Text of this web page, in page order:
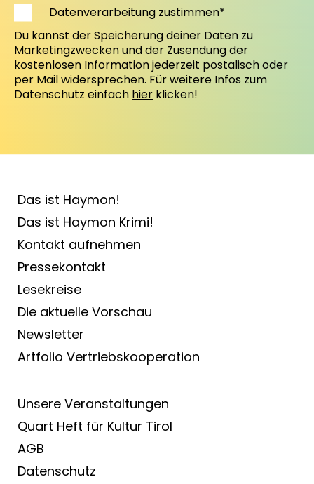
Datenverarbeitung zustimmen*
Du kannst der Speicherung deiner Daten zu
Marketingzwecken und der Zusendung der
kostenlosen Information jederzeit postalisch oder
per Mail widersprechen. Für weitere Infos zum
Datenschutz einfach hier klicken!
Das ist Haymon!
Das ist Haymon Krimi!
Kontakt aufnehmen
Pressekontakt
Lesekreise
Die aktuelle Vorschau
Newsletter
Artfolio Vertriebs­kooperation
Unsere Veranstaltungen
Quart Heft für Kultur Tirol
AGB
Datenschutz